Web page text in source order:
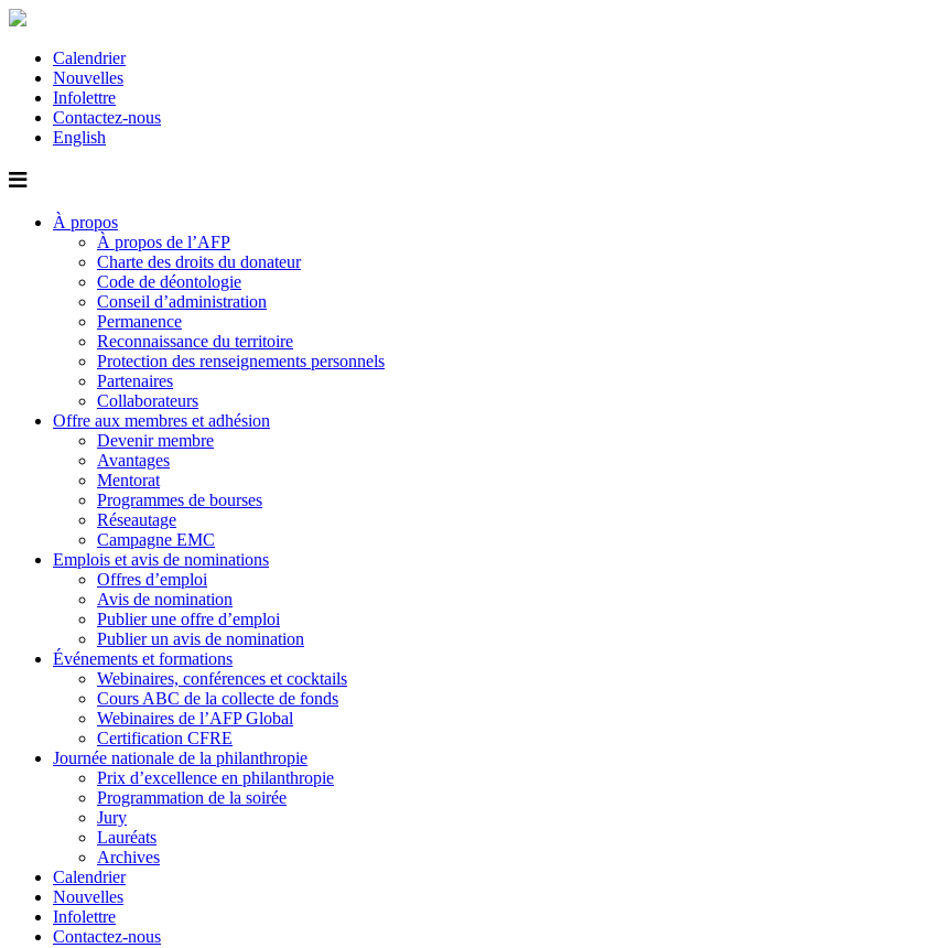
Calendrier
Nouvelles
Infolettre
Contactez-nous
English
À propos
À propos de l’AFP
Charte des droits du donateur
Code de déontologie
Conseil d’administration
Permanence
Reconnaissance du territoire
Protection des renseignements personnels
Partenaires
Collaborateurs
Offre aux membres et adhésion
Devenir membre
Avantages
Mentorat
Programmes de bourses
Réseautage
Campagne EMC
Emplois et avis de nominations
Offres d’emploi
Avis de nomination
Publier une offre d’emploi
Publier un avis de nomination
Événements et formations
Webinaires, conférences et cocktails
Cours ABC de la collecte de fonds
Webinaires de l’AFP Global
Certification CFRE
Journée nationale de la philanthropie
Prix d’excellence en philanthropie
Programmation de la soirée
Jury
Lauréats
Archives
Calendrier
Nouvelles
Infolettre
Contactez-nous